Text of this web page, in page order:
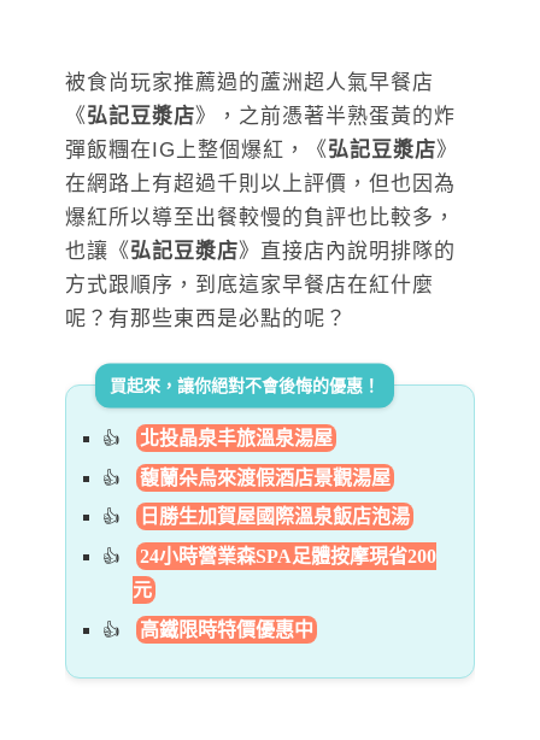
被食尚玩家推薦過的蘆洲超人氣早餐店
《弘記豆漿店》，之前憑著半熟蛋黃的炸
彈飯糰在IG上整個爆紅，《弘記豆漿店》
在網路上有超過千則以上評價，但也因為
爆紅所以導至出餐較慢的負評也比較多，
也讓《弘記豆漿店》直接店內說明排隊的
方式跟順序，到底這家早餐店在紅什麼
呢？有那些東西是必點的呢？
買起來，讓你絕對不會後悔的優惠！
北投晶泉丰旅溫泉湯屋
馥蘭朵烏來渡假酒店景觀湯屋
日勝生加賀屋國際溫泉飯店泡湯
24小時營業森SPA足體按摩現省200
元
高鐵限時特價優惠中